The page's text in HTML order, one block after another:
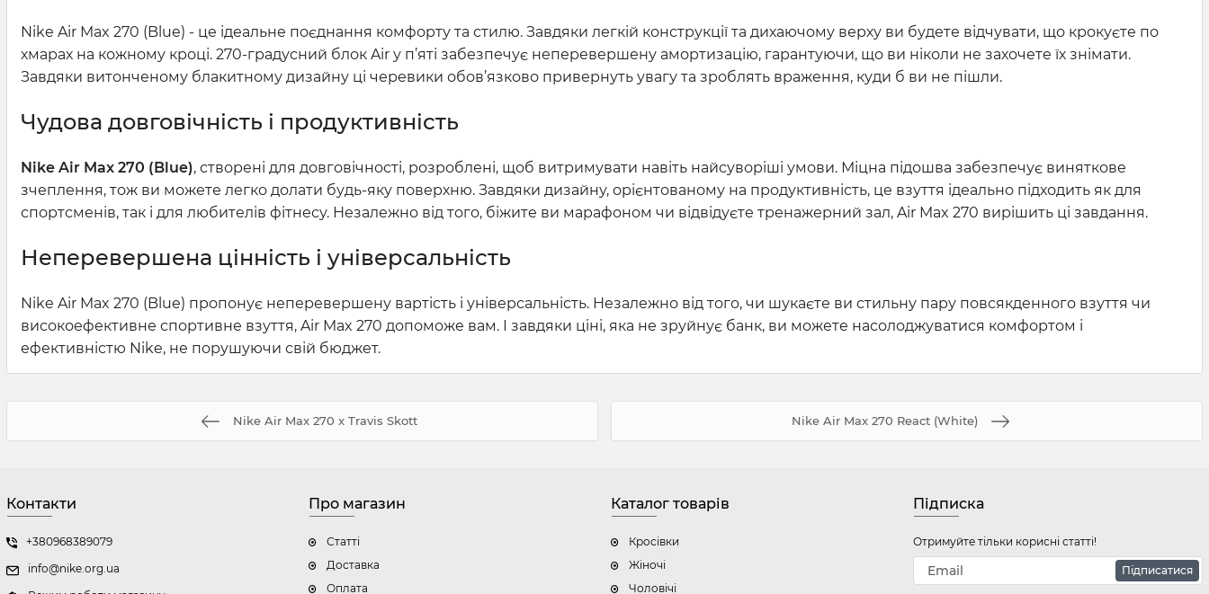
Nike Air Max 270 (Blue) - це ідеальне поєднання комфорту та стилю. Завдяки легкій конструкції та дихаючому верху ви будете відчувати, що крокуєте по
хмарах на кожному кроці. 270-градусний блок Air у п’яті забезпечує неперевершену амортизацію, гарантуючи, що ви ніколи не захочете їх знімати.
Завдяки витонченому блакитному дизайну ці черевики обов’язково привернуть увагу та зроблять враження, куди б ви не пішли.
Чудова довговічність і продуктивність
Nike Air Max 270 (Blue), створені для довговічності, розроблені, щоб витримувати навіть найсуворіші умови. Міцна підошва забезпечує виняткове
зчеплення, тож ви можете легко долати будь-яку поверхню. Завдяки дизайну, орієнтованому на продуктивність, це взуття ідеально підходить як для
спортсменів, так і для любителів фітнесу. Незалежно від того, біжите ви марафоном чи відвідуєте тренажерний зал, Air Max 270 вирішить ці завдання.
Неперевершена цінність і універсальність
Nike Air Max 270 (Blue) пропонує неперевершену вартість і універсальність. Незалежно від того, чи шукаєте ви стильну пару повсякденного взуття чи
високоефективне спортивне взуття, Air Max 270 допоможе вам. І завдяки ціні, яка не зруйнує банк, ви можете насолоджуватися комфортом і
ефективністю Nike, не порушуючи свій бюджет.
Nike Air Max 270 x Travis Skott Nike Air Max 270 React (White)
Контакти
+380968389079
info@nike.org.ua
Про магазин
Статті
Доставка
Оплата
Каталог товарів
Кросівки
Жіночі
Чоловічі
Підписка
Отримуйте тільки корисні статті!
Підписатися